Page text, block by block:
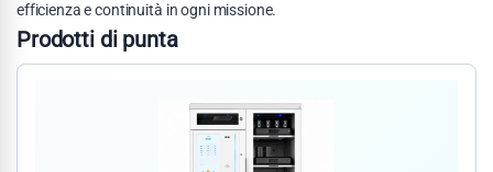
efficienza e continuità in ogni missione.
Prodotti di punta